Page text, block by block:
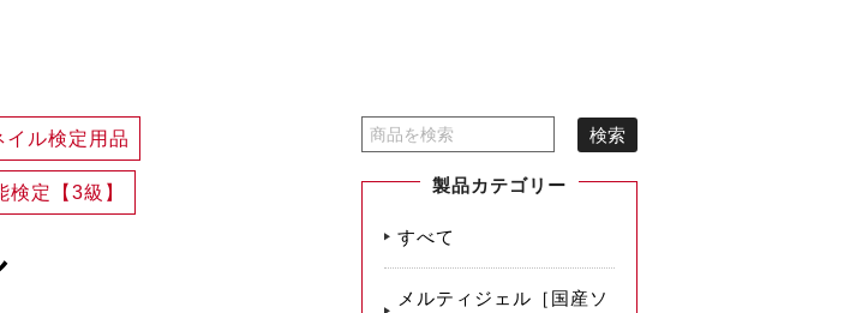
イル検定用品
定【3級】 製品カテゴリー
すべて
メルティジェル［国産ソ